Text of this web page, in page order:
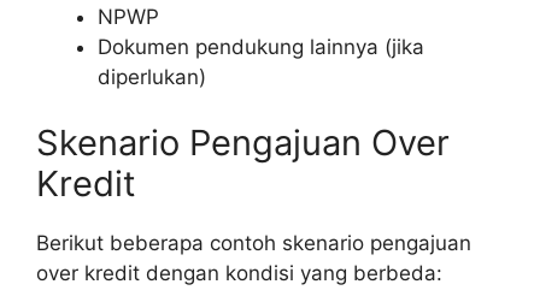
NPWP
Dokumen pendukung lainnya (jika
diperlukan)
Skenario Pengajuan Over
Kredit
Berikut beberapa contoh skenario pengajuan
over kredit dengan kondisi yang berbeda: